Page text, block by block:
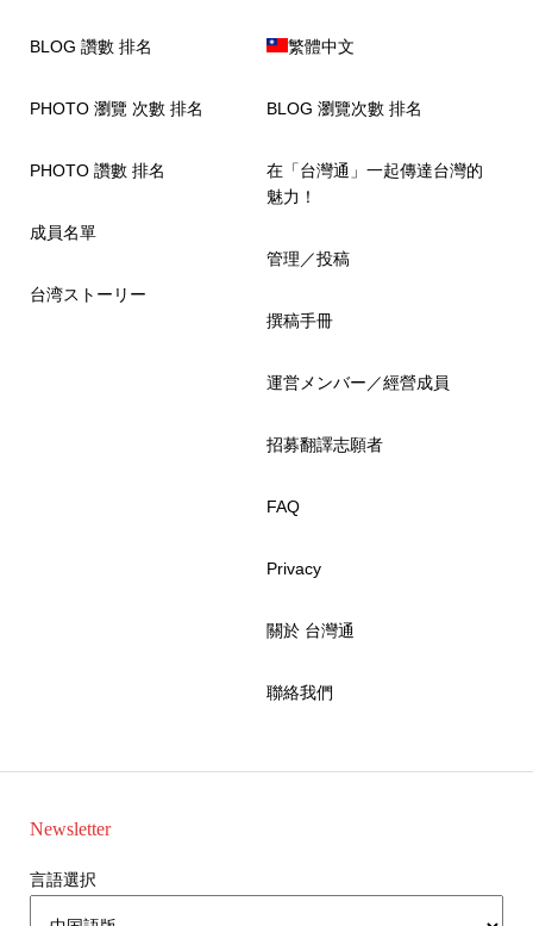
BLOG 讚數 排名
PHOTO 瀏覽 次數 排名
PHOTO 讚數 排名
成員名單
台湾ストーリー
繁體中文
BLOG 瀏覽次數 排名
在「台灣通」一起傳達台灣的
魅力！
管理／投稿
撰稿手冊
運営メンバー／經營成員
招募翻譯志願者
FAQ
Privacy
關於 台灣通
聯絡我們
Newsletter
言語選択